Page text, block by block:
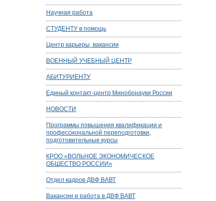
Научная работа
СТУДЕНТУ в помощь
Центр карьеры, вакансии
ВОЕННЫЙ УЧЕБНЫЙ ЦЕНТР
АБИТУРИЕНТУ
Единый контакт-центр Минобрнауки России
НОВОСТИ
Программы повышения квалификации и
профессиональной переподготовки,
подготовительные курсы
КРОО «ВОЛЬНОЕ ЭКОНОМИЧЕСКОЕ
ОБЩЕСТВО РОССИИ»
Отдел кадров ДВФ ВАВТ
Вакансии и работа в ДВФ ВАВТ